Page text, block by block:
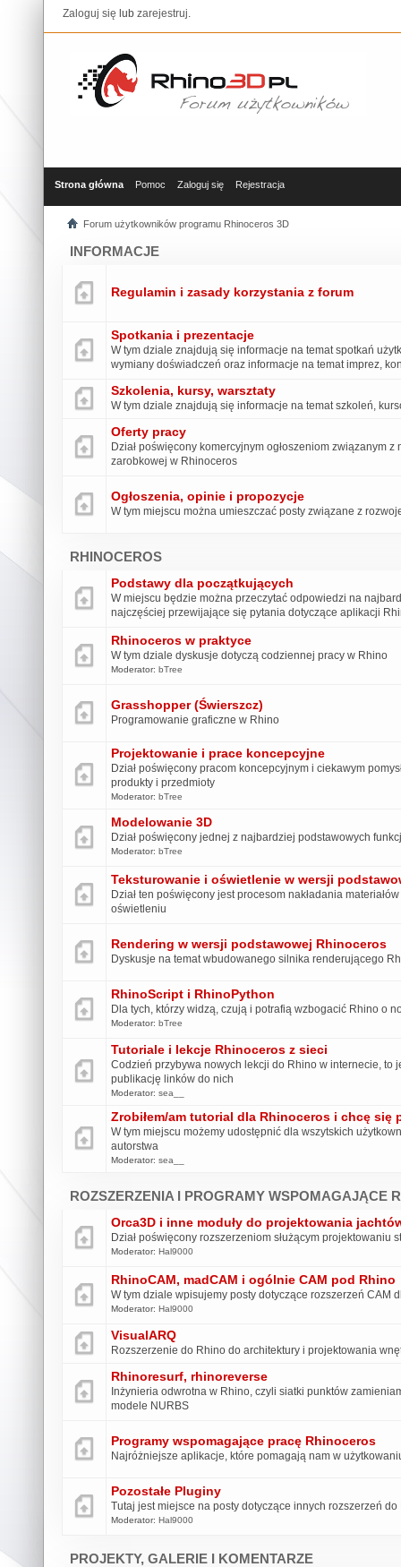
Zaloguj się lub zarejestruj.
Strona główna Pomoc Zaloguj się Rejestracja
Forum użytkowników programu Rhinoceros 3D
INFORMACJE
Regulamin i zasady korzystania z forum
Spotkania i prezentacje
W tym dziale znajdują się informacje na temat spotkań
wymiany doświadczeń oraz informacje na temat imprez,
Szkolenia, kursy, warsztaty
W tym dziale znajdują się informacje na temat szkoleń,
Oferty pracy
Dział poświęcony komercyjnym ogłoszeniom związanym z
zarobkowej w Rhinoceros
Ogłoszenia, opinie i propozycje
W tym miejscu można umieszczać posty związane z
RHINOCEROS
Podstawy dla początkujących
W miejscu będzie można przeczytać odpowiedzi na
najczęściej przewijające się pytania dotyczące aplikacji
Rhinoceros w praktyce
W tym dziale dyskusje dotyczą codziennej pracy w Rhino
Moderator: bTree
Grasshopper (Świerszcz)
Programowanie graficzne w Rhino
Projektowanie i prace koncepcyjne
Dział poświęcony pracom koncepcyjnym i ciekawym
produkty i przedmioty
Moderator: bTree
Modelowanie 3D
Dział poświęcony jednej z najbardziej podstawowych
Moderator: bTree
Teksturowanie i oświetlenie w wersji
Dział ten poświęcony jest procesom nakładania
oświetleniu
Rendering w wersji podstawowej Rhinoceros
Dyskusje na temat wbudowanego silnika renderującego
RhinoScript i RhinoPython
Dla tych, którzy widzą, czują i potrafią wzbogacić Rhino o
Moderator: bTree
Tutoriale i lekcje Rhinoceros z sieci
Codzień przybywa nowych lekcji do Rhino w internecie, to
publikację linków do nich
Moderator: sea__
Zrobiłem/am tutorial dla Rhinoceros i chcę się
W tym miejscu możemy udostępnić dla wszytskich
autorstwa
Moderator: sea__
ROZSZERZENIA I PROGRAMY WSPOMAGAJĄCE
Orca3D i inne moduły do projektowania
Dział poświęcony rozszerzeniom służącym projektowaniu
Moderator: Hal9000
RhinoCAM, madCAM i ogólnie CAM pod Rhino
W tym dziale wpisujemy posty dotyczące rozszerzeń CAM
Moderator: Hal9000
VisualARQ
Rozszerzenie do Rhino do architektury i projektowania
Rhinoresurf, rhinoreverse
Inżynieria odwrotna w Rhino, czyli siatki punktów
modele NURBS
Programy wspomagające pracę Rhinoceros
Najróżniejsze aplikacje, które pomagają nam w
Pozostałe Pluginy
Tutaj jest miejsce na posty dotyczące innych rozszerzeń do
Moderator: Hal9000
PROJEKTY, GALERIE I KOMENTARZE